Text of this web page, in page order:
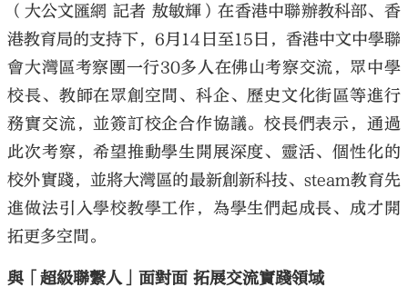
（大公文匯網 記者 敖敏輝）在香港中聯辦教科部、香
港教育局的支持下，6月14日至15日，香港中文中學聯
會大灣區考察團一行30多人在佛山考察交流，眾中學
校長、教師在眾創空間、科企、歷史文化街區等進行
務實交流，並簽訂校企合作協議。校長們表示，通過
此次考察，希望推動學生開展深度、靈活、個性化的
校外實踐，並將大灣區的最新創新科技、steam教育先
進做法引入學校教學工作，為學生們起成長、成才開
拓更多空間。
與「超級聯繫人」面對面 拓展交流實踐領域